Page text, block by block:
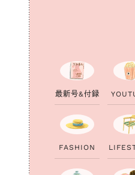
最新号&付録 YOUT
FAS H ION LI FES